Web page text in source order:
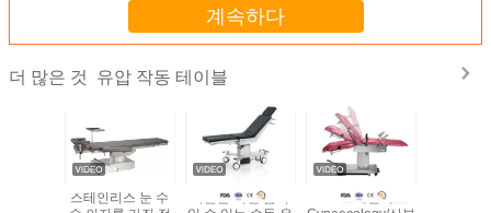
계속하다
더 많은 것 유압 작동 테이블
스테인리스 눈 수
거물을 가진 움직
304 스테인리스